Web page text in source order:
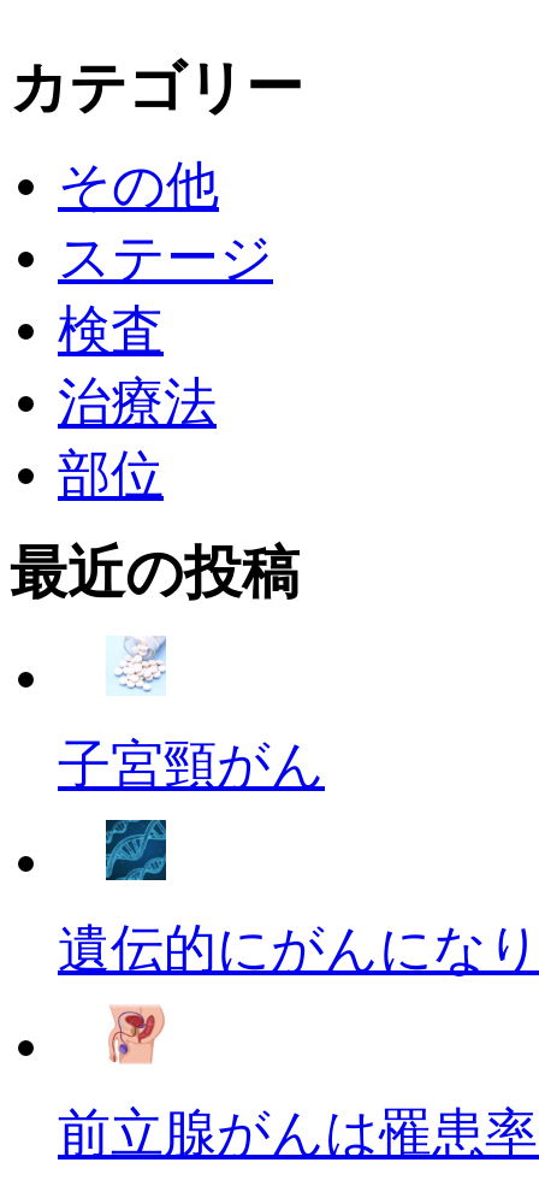
カテゴリー
その他
ステージ
検査
治療法
部位
最近の投稿
子宮頸がん
遺伝的にがんにな
前立腺がんは罹患